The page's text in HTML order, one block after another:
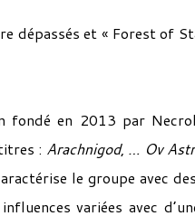
dépassés et « Forest of
fondé en 2013 par
: Arachnigod, … Ov
le groupe avec
variées avec